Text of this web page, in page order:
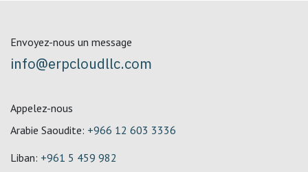
Envoyez-nous un message
info@erpcloudllc.com
Appelez-nous
Arabie Saoudite: +966 12 603 3336
Liban: +961 5 459 982